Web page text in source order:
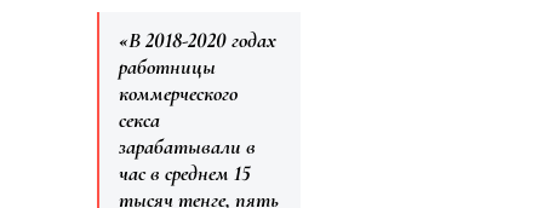
«В 2018-2020 годах
работницы
коммерческого
секса
зарабатывали в
час в среднем 15
тысяч тенге, пять